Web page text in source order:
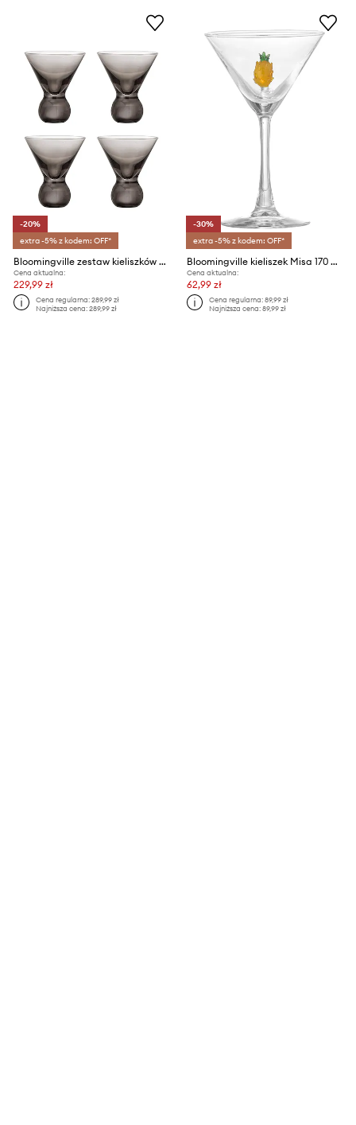
-20%
extra -5% z kodem: OFF*
Bloomingville zestaw kieliszków do kaktajli Corliss 165 ml 4-pack
Cena aktualna:
229,99 zł
Cena regularna:289,99 zł
Najniższa cena:289,99 zł
-30%
extra -5% z kodem: OFF*
Bloomingville kieliszek Misa 170 ml
Cena aktualna:
62,99 zł
Cena regularna:89,99 zł
Najniższa cena:89,99 zł